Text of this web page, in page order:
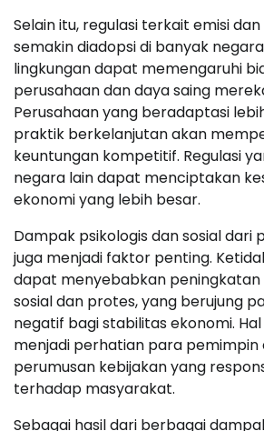
Selain itu, regulasi terkait emisi
semakin diadopsi di banyak
lingkungan dapat memengaruhi
perusahaan dan daya saing
Perusahaan yang beradaptasi
praktik berkelanjutan akan
keuntungan kompetitif. Regulasi
negara lain dapat menciptakan
ekonomi yang lebih besar.
Dampak psikologis dan sosial dari
juga menjadi faktor penting.
dapat menyebabkan
sosial dan protes, yang berujung
negatif bagi stabilitas ekonomi.
menjadi perhatian para pemimpin
perumusan kebijakan yang
terhadap masyarakat.
Sebagai hasil dari berbagai